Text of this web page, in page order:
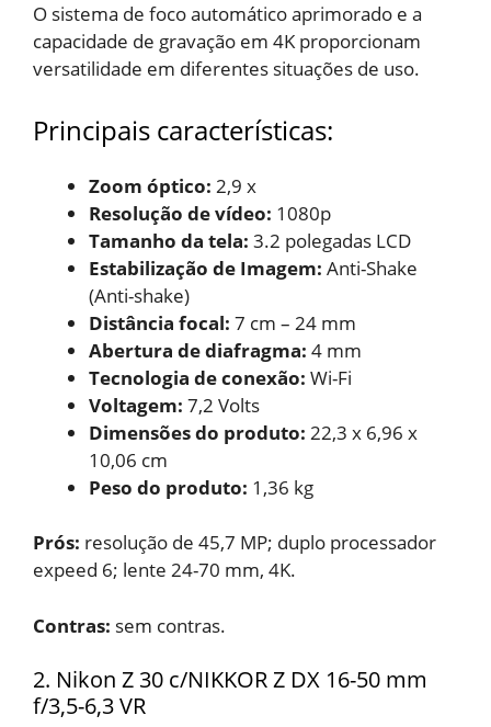
O sistema de foco automático aprimorado e a
capacidade de gravação em 4K proporcionam
versatilidade em diferentes situações de uso.
Principais características:
Zoom óptico: 2,9 x
Resolução de vídeo: ‎ 1080p
Tamanho da tela: ‎3.2 polegadas LCD
Estabilização de Imagem: ‎Anti-Shake
(Anti-shake)
Distância focal: ‎7 cm – 24 mm
Abertura de diafragma: ‎4 mm
Tecnologia de conexão: ‎Wi-Fi
Voltagem: ‎7,2 Volts
Dimensões do produto: ‎22,3 x 6,96 x
10,06 cm
Peso do produto: ‎1,36 kg
Prós: resolução de 45,7 MP; duplo processador
expeed 6; lente 24-70 mm, 4K.
Contras: sem contras.
2. Nikon Z 30 c/NIKKOR Z DX 16-50 mm
f/3,5-6,3 VR